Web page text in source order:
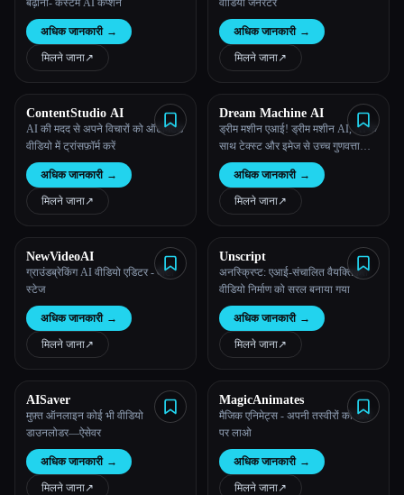
बढ़ाना- कस्टम AI कैप्शन
अधिक जानकारी →
मिलने जाना↗︎
वीडियो जेनरेटर
अधिक जानकारी →
मिलने जाना↗︎
ContentStudio AI
AI की मदद से अपने विचारों को ऑटोमेटेड
वीडियो में ट्रांसफ़ॉर्म करें
अधिक जानकारी →
मिलने जाना↗︎
Dream Machine AI
ड्रीम मशीन एआई! ड्रीम मशीन AI, AI के
साथ टेक्स्ट और इमेज से उच्च गुणवत्ता
वाले, यथार्थवादी वीडियो तेजी से बनाता
है।
अधिक जानकारी →
मिलने जाना↗︎
NewVideoAI
ग्राउंडब्रेकिंग AI वीडियो एडिटर - बीटा
स्टेज
अधिक जानकारी →
मिलने जाना↗︎
Unscript
अनस्क्रिप्ट: एआई-संचालित वैयक्तिकृत
वीडियो निर्माण को सरल बनाया गया
अधिक जानकारी →
मिलने जाना↗︎
AISaver
मुफ़्त ऑनलाइन कोई भी वीडियो
डाउनलोडर—ऐसेवर
अधिक जानकारी →
मिलने जाना↗︎
MagicAnimates
मैजिक एनिमेट्स - अपनी तस्वीरों को डांस
पर लाओ
अधिक जानकारी →
मिलने जाना↗︎